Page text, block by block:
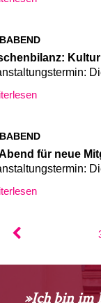
für neue
»Ich bin im